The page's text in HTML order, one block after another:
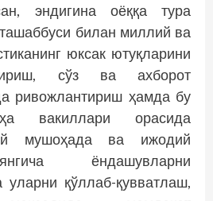
эндигина оёққа тура
билан миллий ва
юксак ютуқларини
сўз ва ахборот
ривожлантириш ҳамда бу
вакиллари орасида
мушоҳада ва ижодий
ёндашувларни
қўллаб-қувватлаш,